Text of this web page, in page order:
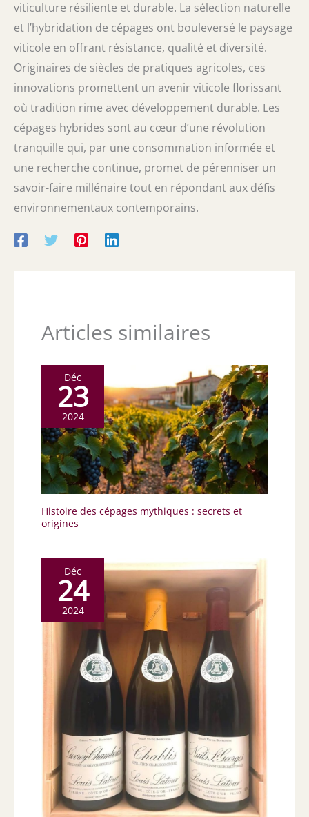
viticulture résiliente et durable. La sélection naturelle
et l’hybridation de cépages ont bouleversé le paysage
viticole en offrant résistance, qualité et diversité.
Originaires de siècles de pratiques agricoles, ces
innovations promettent un avenir viticole florissant
où tradition rime avec développement durable. Les
cépages hybrides sont au cœur d’une révolution
tranquille qui, par une consommation informée et
une recherche continue, promet de pérenniser un
savoir-faire millénaire tout en répondant aux défis
environnementaux contemporains.
Articles similaires
Déc
23
2024
Histoire des cépages mythiques : secrets et
origines
Déc
24
2024